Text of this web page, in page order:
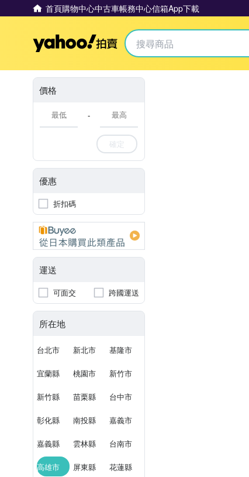
首頁購物中心中古車帳務中心信箱App下載
Yahoo拍賣
價格
-
確定
優惠
折扣碼
運送
可面交 跨國運送
所在地
台北市 新北市 基隆市
宜蘭縣 桃園市 新竹市
新竹縣 苗栗縣 台中市
彰化縣 南投縣 嘉義市
嘉義縣 雲林縣 台南市
高雄市 屏東縣 花蓮縣